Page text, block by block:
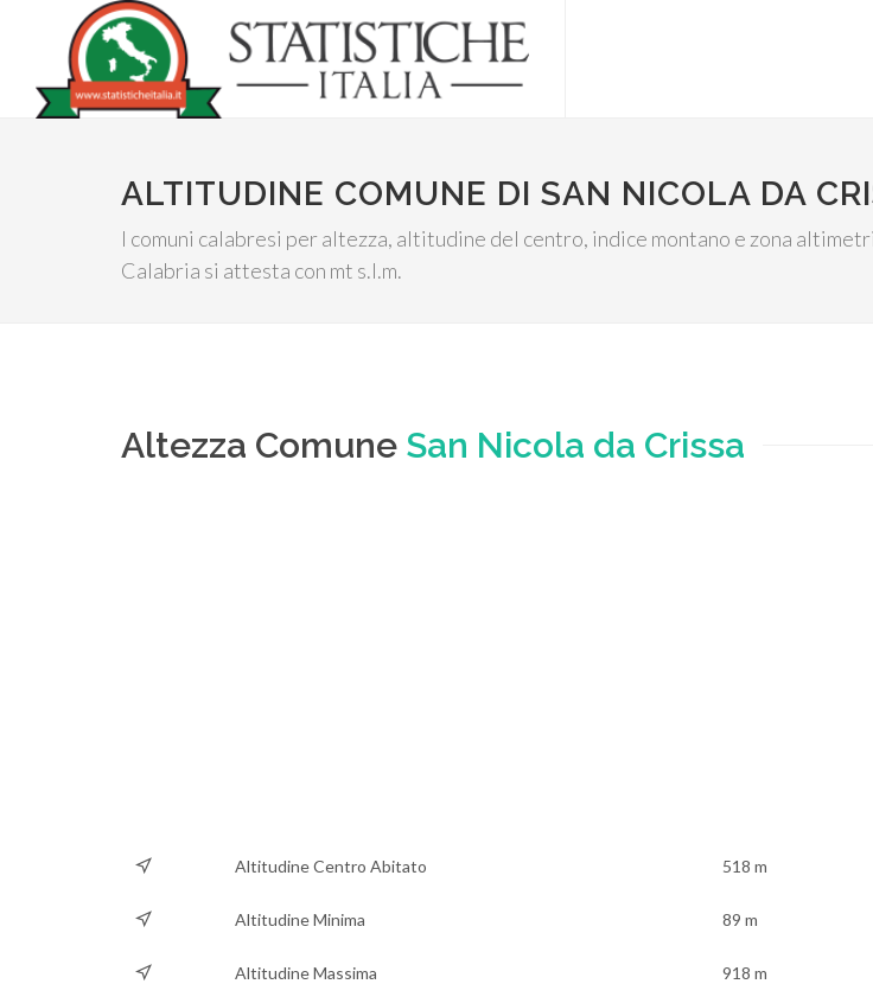
ALTITUDINE COMUNE DI SAN NICOLA DA
I comuni calabresi per altezza, altitudine del centro, indice montano e zona
Calabria si attesta con mt s.l.m.
Altezza Comune San Nicola da Crissa
Altitudine Centro Abitato 518 m
Altitudine Minima 89 m
Altitudine Massima 918 m